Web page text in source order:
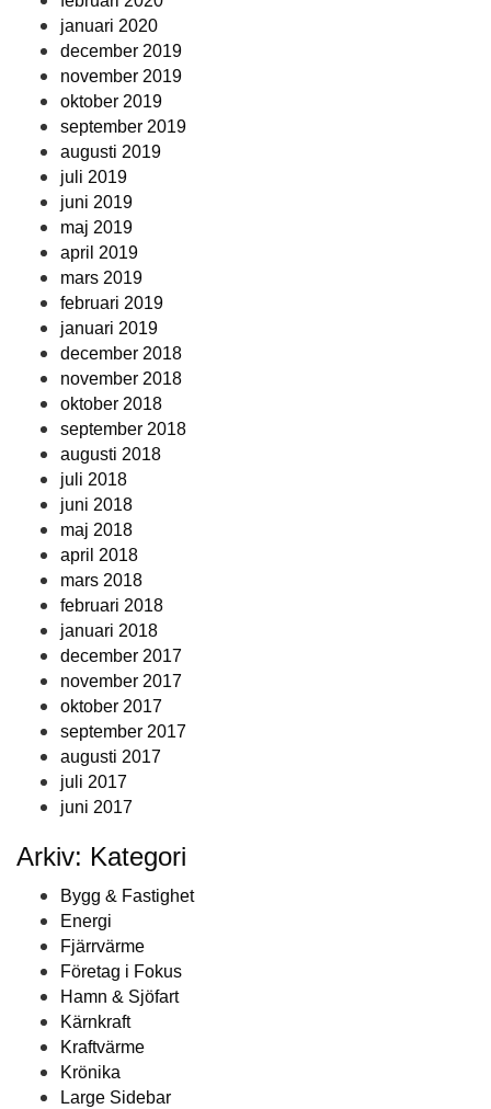
januari 2020
december 2019
november 2019
oktober 2019
september 2019
augusti 2019
juli 2019
juni 2019
maj 2019
april 2019
mars 2019
februari 2019
januari 2019
december 2018
november 2018
oktober 2018
september 2018
augusti 2018
juli 2018
juni 2018
maj 2018
april 2018
mars 2018
februari 2018
januari 2018
december 2017
november 2017
oktober 2017
september 2017
augusti 2017
juli 2017
juni 2017
Arkiv: Kategori
Bygg & Fastighet
Energi
Fjärrvärme
Företag i Fokus
Hamn & Sjöfart
Kärnkraft
Kraftvärme
Krönika
Large Sidebar